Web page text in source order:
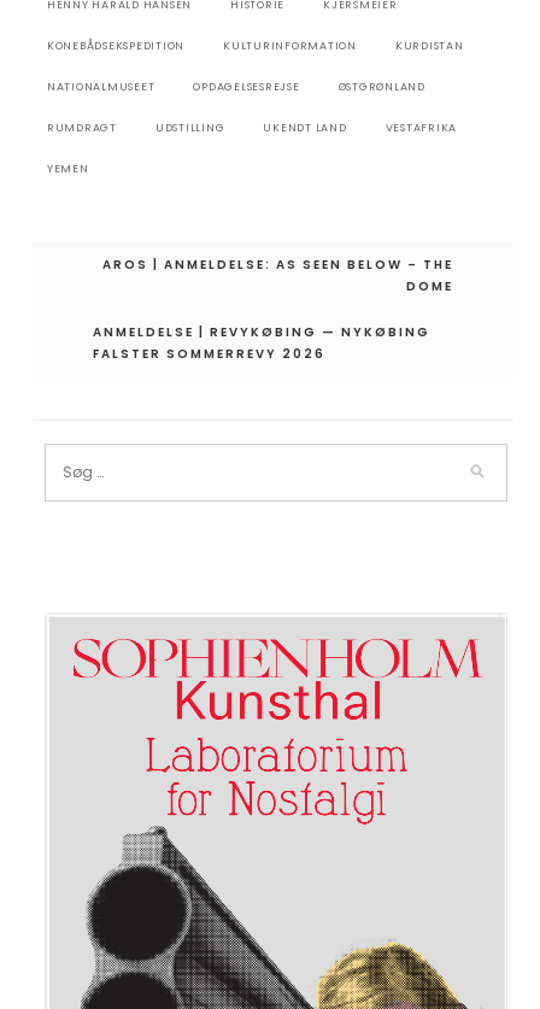
HENNY HARALD HANSEN HISTORIE KJERSMEIER
KONEBÅDSEKSPEDITION KULTURINFORMATION KURDISTAN
NATIONALMUSEET OPDAGELSESREJSE ØSTGRØNLAND
RUMDRAGT UDSTILLING UKENDT LAND VESTAFRIKA
YEMEN
Indlægsnavigation
AROS | ANMELDELSE: AS SEEN BELOW – THE
DOME
ANMELDELSE | REVYKØBING — NYKØBING
FALSTER SOMMERREVY 2026